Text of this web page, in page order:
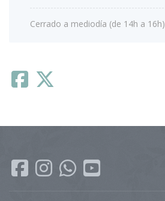
Cerrado a mediodía (de 14h a 16h)